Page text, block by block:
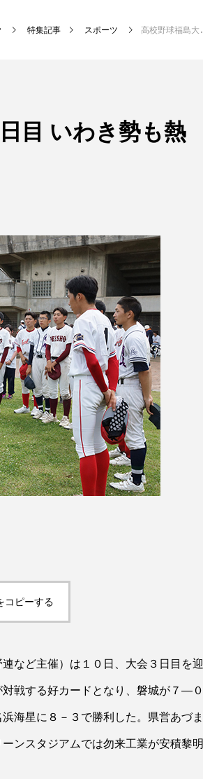
特集記事 スポーツ 高校野球福島大会 きょう３日目 いわき勢も熱戦繰り広げる
目 いわき勢も熱
コピーする
など主催）は１０日、大会３日目を迎
戦する好カードとなり、磐城が７―０
海星に８－３で勝利した。県営あづま
ンスタジアムでは勿来工業が安積黎明